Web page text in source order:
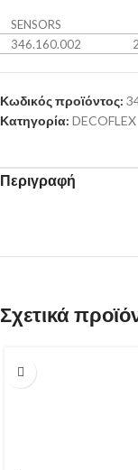
SENSORS
346.160.002
Κωδικός προϊόντος:
Κατηγορία: DECOFLEX
Περιγραφή
Σχετικά